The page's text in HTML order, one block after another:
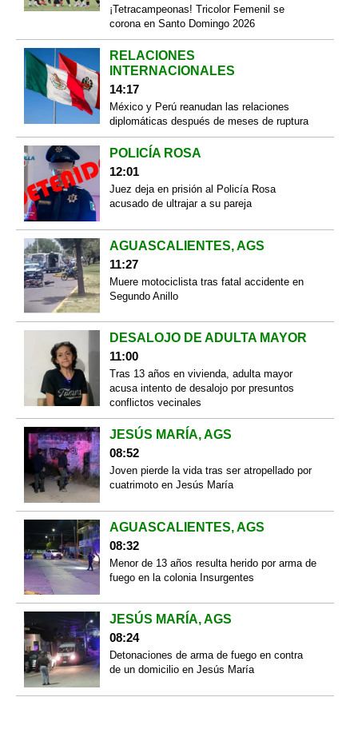
¡Tetracampeonas! Tricolor Femenil se
corona en Santo Domingo 2026
RELACIONES
INTERNACIONALES
14:17
México y Perú reanudan las relaciones
diplomáticas después de meses de ruptura
POLICÍA ROSA
12:01
Juez deja en prisión al Policía Rosa
acusado de ultrajar a su pareja
AGUASCALIENTES, AGS
11:27
Muere motociclista tras fatal accidente en
Segundo Anillo
DESALOJO DE ADULTA MAYOR
11:00
Tras 13 años en vivienda, adulta mayor
acusa intento de desalojo por presuntos
conflictos vecinales
JESÚS MARÍA, AGS
08:52
Joven pierde la vida tras ser atropellado por
cuatrimoto en Jesús María
AGUASCALIENTES, AGS
08:32
Menor de 13 años resulta herido por arma de
fuego en la colonia Insurgentes
JESÚS MARÍA, AGS
08:24
Detonaciones de arma de fuego en contra
de un domicilio en Jesús María